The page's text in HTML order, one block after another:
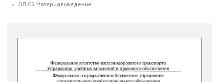
ОП 05 Материаловедение